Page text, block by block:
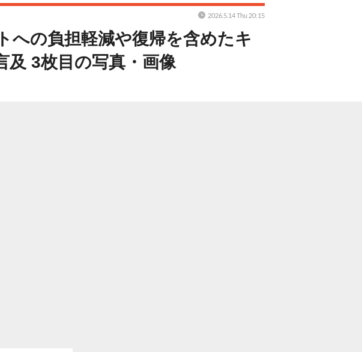
への負担軽減や復帰を含めたキ
及 3枚目の写真・画像
2026.5.14 Thu 20:15